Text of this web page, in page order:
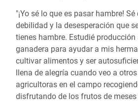
"¡Yo sé lo que es pasar hambre!
debilidad y la desesperación que
tienes hambre. Estudié
ganadera para ayudar a mis
cultivar alimentos y ser
llena de alegría cuando veo a
agricultoras en el campo
disfrutando de los frutos de